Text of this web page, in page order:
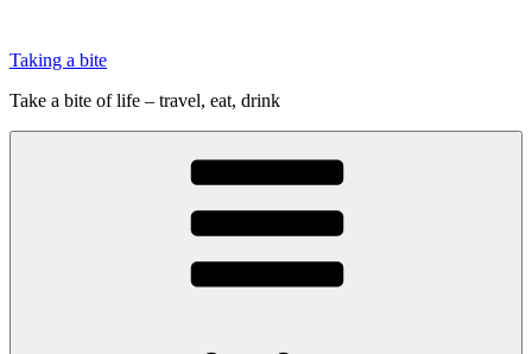
indhold
Taking a bite
Take a bite of life – travel, eat, drink